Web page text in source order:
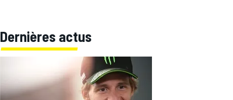
Dernières actus